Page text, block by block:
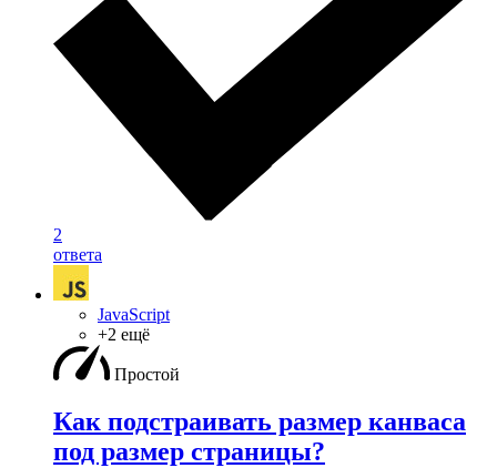
2
ответа
JavaScript
+2 ещё
Простой
Как подстраивать размер канваса
под размер страницы?